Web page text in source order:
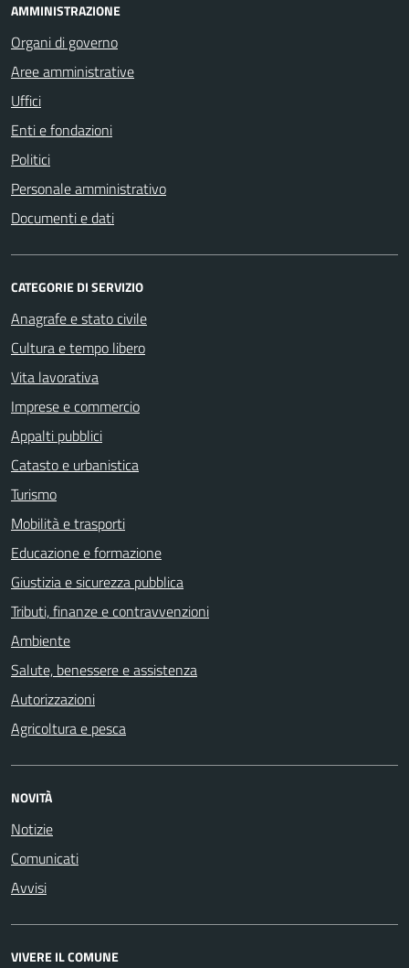
AMMINISTRAZIONE
Organi di governo
Aree amministrative
Uffici
Enti e fondazioni
Politici
Personale amministrativo
Documenti e dati
CATEGORIE DI SERVIZIO
Anagrafe e stato civile
Cultura e tempo libero
Vita lavorativa
Imprese e commercio
Appalti pubblici
Catasto e urbanistica
Turismo
Mobilità e trasporti
Educazione e formazione
Giustizia e sicurezza pubblica
Tributi, finanze e contravvenzioni
Ambiente
Salute, benessere e assistenza
Autorizzazioni
Agricoltura e pesca
NOVITÀ
Notizie
Comunicati
Avvisi
VIVERE IL COMUNE